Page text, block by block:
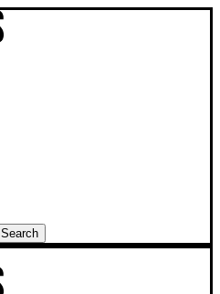
Search